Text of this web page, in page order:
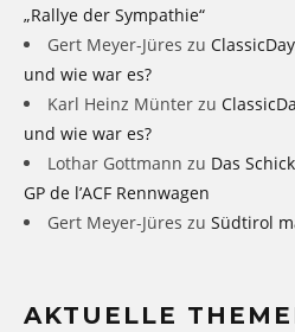
„Rallye der Sympathie“
Gert Meyer-Jüres zu
und wie war es?
Karl Heinz Münter zu
und wie war es?
Lothar Gottmann zu Das
GP de l’ACF Rennwagen
Gert Meyer-Jüres zu Südtirol
AKTUELLE